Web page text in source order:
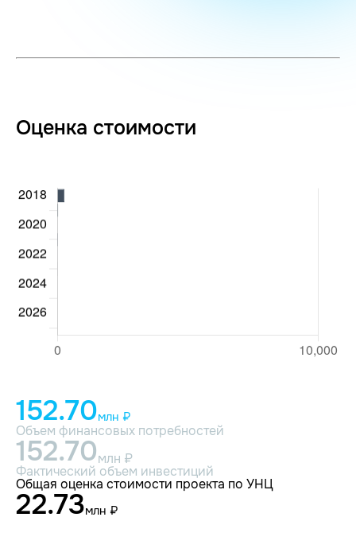
Оценка стоимости
152.70млн ₽
Объем финансовых потребностей
152.70млн ₽
Фактический объем инвестиций
Общая оценка стоимости проекта по УНЦ
22.73млн ₽